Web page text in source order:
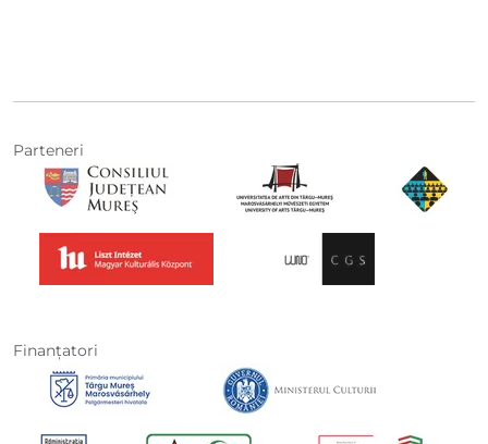
Parteneri
Finanţatori